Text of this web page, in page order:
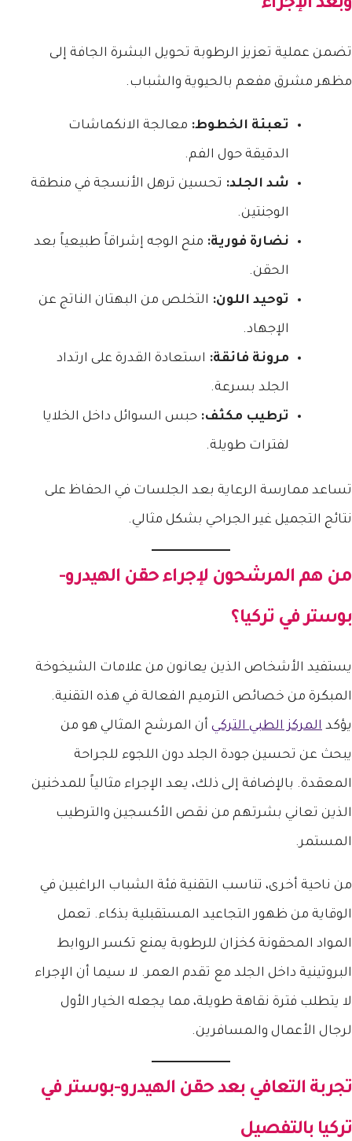
وبعد الإجراء
تضمن عملية تعزيز الرطوبة تحويل البشرة الجافة إلى
مظهر مشرق مفعم بالحيوية والشباب.
تعبئة الخطوط: معالجة الانكماشات
الدقيقة حول الفم.
شد الجلد: تحسين ترهل الأنسجة في منطقة
الوجنتين.
نضارة فورية: منح الوجه إشراقاً طبيعياً بعد
الحقن.
توحيد اللون: التخلص من البهتان الناتج عن
الإجهاد.
مرونة فائقة: استعادة القدرة على ارتداد
الجلد بسرعة.
ترطيب مكثف: حبس السوائل داخل الخلايا
لفترات طويلة.
تساعد ممارسة الرعاية بعد الجلسات في الحفاظ على
نتائج التجميل غير الجراحي بشكل مثالي.
من هم المرشحون لإجراء حقن الهيدرو-
بوستر في تركيا؟
يستفيد الأشخاص الذين يعانون من علامات الشيخوخة
المبكرة من خصائص الترميم الفعالة في هذه التقنية.
يؤكد المركز الطبي التركي أن المرشح المثالي هو من
يبحث عن تحسين جودة الجلد دون اللجوء للجراحة
المعقدة. بالإضافة إلى ذلك، يعد الإجراء مثالياً للمدخنين
الذين تعاني بشرتهم من نقص الأكسجين والترطيب
المستمر.
من ناحية أخرى، تناسب التقنية فئة الشباب الراغبين في
الوقاية من ظهور التجاعيد المستقبلية بذكاء. تعمل
المواد المحقونة كخزان للرطوبة يمنع تكسر الروابط
البروتينية داخل الجلد مع تقدم العمر. لا سيما أن الإجراء
لا يتطلب فترة نقاهة طويلة، مما يجعله الخيار الأول
لرجال الأعمال والمسافرين.
تجربة التعافي بعد حقن الهيدرو-بوستر في
تركيا بالتفصيل